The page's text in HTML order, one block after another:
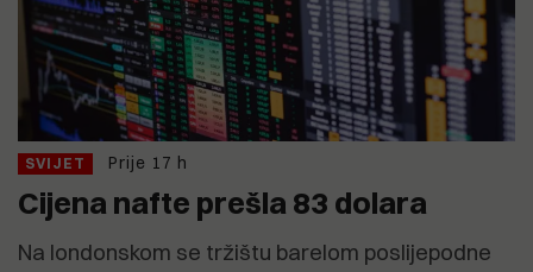
SVIJET Prije 17 h
Cijena nafte prešla 83 dolara
Na londonskom se tržištu barelom poslijepodne